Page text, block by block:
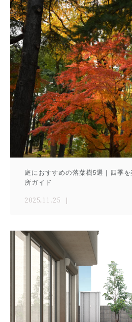
庭におすすめの落葉樹5選｜四季
所ガイド
2025.11.25